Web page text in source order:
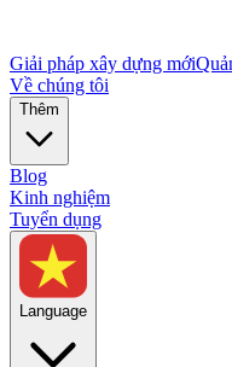
Giải pháp xây dựng mới
Về chúng tôi
Thêm
Blog
Kinh nghiệm
Tuyển dụng
Language